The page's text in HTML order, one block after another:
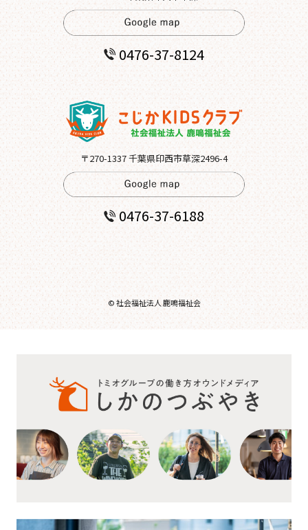
0476-37-8124
〒270-1337 千葉県印西市草深2496-4
0476-37-6188
© 社会福祉法人 鹿鳴福祉会